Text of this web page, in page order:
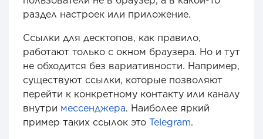
раздел настроек или приложение.
Ссылки для десктопов, как правило,
работают только с окном браузера. Но и тут
не обходится без вариативности. Например,
существуют ссылки, которые позволяют
перейти к конкретному контакту или каналу
внутри мессенджера. Наиболее яркий
пример таких ссылок это Telegram.